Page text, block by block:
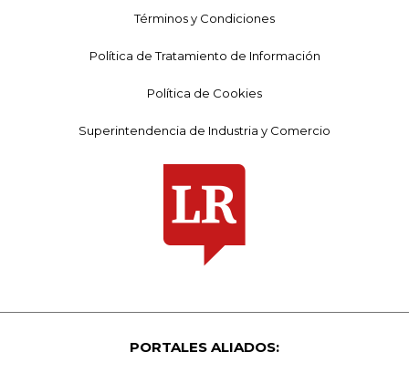
Términos y Condiciones
Política de Tratamiento de Información
Política de Cookies
Superintendencia de Industria y Comercio
PORTALES ALIADOS: